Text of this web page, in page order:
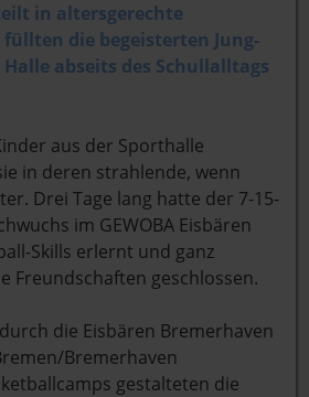
in altersgerechte
die begeisterten Jung-
abseits des Schullalltags
aus der Sporthalle
in deren strahlende, wenn
Drei Tage lang hatte der 7-15-
im GEWOBA Eisbären
Skills erlernt und ganz
Freundschaften geschlossen.
die Eisbären Bremerhaven
Bremerhaven
gestalteten die